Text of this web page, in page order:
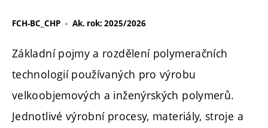
FCH-BC_CHP Ak. rok: 2025/2026
Základní pojmy a rozdělení polymeračních
technologií používaných pro výrobu
velkoobjemových a inženýrských polymerů.
Jednotlivé výrobní procesy, materiály, stroje a